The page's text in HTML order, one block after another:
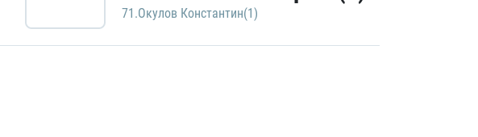
71.Окулов Константин(1)